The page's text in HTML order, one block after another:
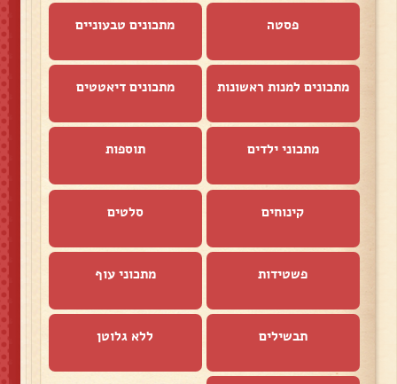
פסטה מתכונים טבעוניים
מתכונים למנות ראשונות מתכונים דיאטטים
מתכוני ילדים תוספות
קינוחים סלטים
פשטידות מתכוני עוף
תבשילים ללא גלוטן